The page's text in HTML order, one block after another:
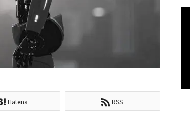
Hatena RSS